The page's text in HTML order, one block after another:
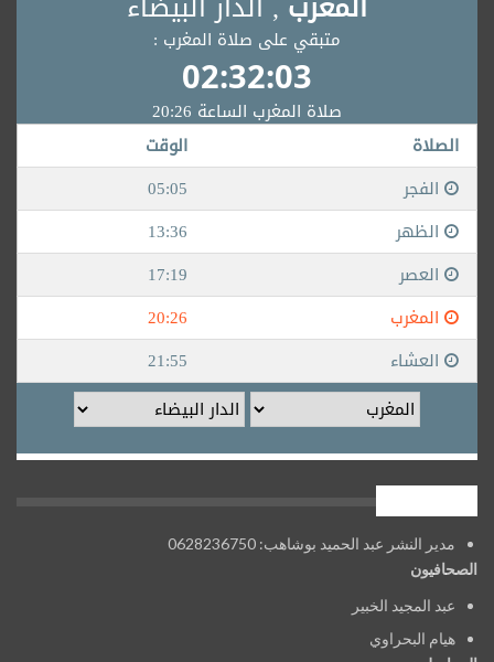
مدير النشر عبد الحميد بوشاهب: 0628236750
الصحافيون
عبد المجيد الخبير
هيام البحراوي